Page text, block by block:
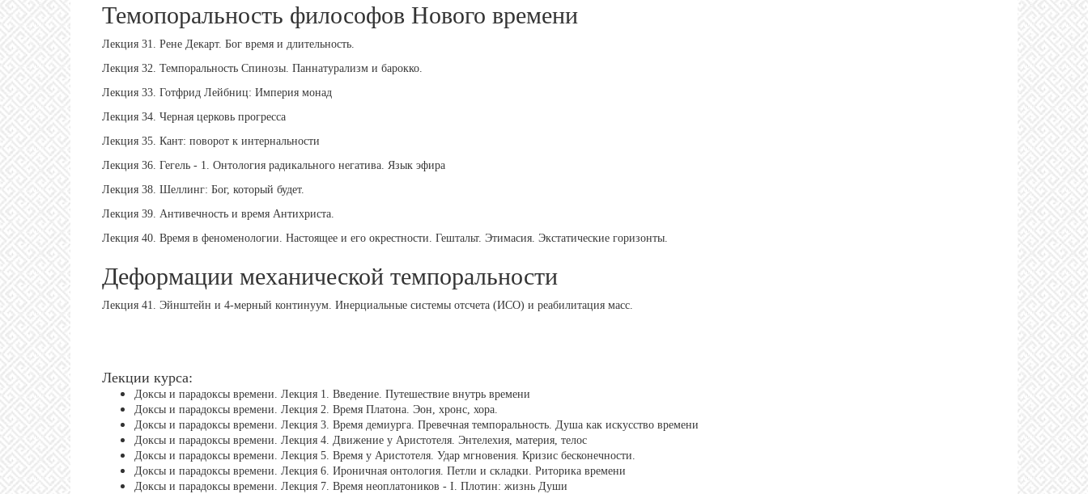
Темопоральность философов Нового времени
Лекция 31. Рене Декарт. Бог время и длительность.
Лекция 32. Темпоральность Спинозы. Паннатурализм и барокко.
Лекция 33. Готфрид Лейбниц: Империя монад
Лекция 34. Черная церковь прогресса
Лекция 35. Кант: поворот к интернальности
Лекция 36. Гегель - 1. Онтология радикального негатива. Язык эфира
Лекция 38. Шеллинг: Бог, который будет.
Лекция 39. Антивечность и время Антихриста.
Лекция 40. Время в феноменологии. Настоящее и его окрестности. Гештальт. Этимасия. Экстатические горизонты.
Деформации механической темпоральности
Лекция 41. Эйнштейн и 4-мерный континуум. Инерциальные системы отсчета (ИСО) и реабилитация масс.
Лекции курса:
Доксы и парадоксы времени. Лекция 1. Введение. Путешествие внутрь времени
Доксы и парадоксы времени. Лекция 2. Время Платона. Эон, хронс, хора.
Доксы и парадоксы времени. Лекция 3. Время демиурга. Превечная темпоральность. Душа как искусство времени
Доксы и парадоксы времени. Лекция 4. Движение у Аристотеля. Энтелехия, материя, телос
Доксы и парадоксы времени. Лекция 5. Время у Аристотеля. Удар мгновения. Кризис бесконечности.
Доксы и парадоксы времени. Лекция 6. Ироничная онтология. Петли и складки. Риторика времени
Доксы и парадоксы времени. Лекция 7. Время неоплатоников - I. Плотин: жизнь Души